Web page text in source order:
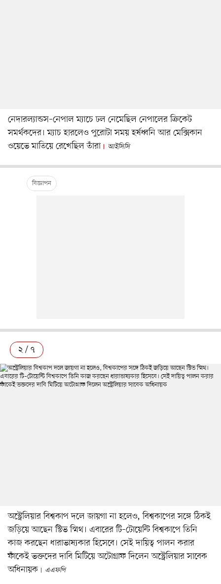
নেদারল্যান্ডস–নেপাল ম্যাচে ঢল নেমেছিল নেপালের ক্রিকেট
সমর্থকদের। ম্যাচ হারলেও পুরোটা সময় হর্ষধ্বনি আর মেক্সিকান
ওয়েভে মাতিয়ে রেখেছিল তাঁরা
আইসিসি
২ / ৭
অস্ট্রেলিয়ার বিশ্বকাপ দলে জায়গা না হলেও, বিশ্বকাপের সঙ্গে ঠিকই
জড়িয়ে আছেন স্টিভ স্মিথ। এবারের টি–টোয়েন্টি বিশ্বকাপে তিনি
কাজ করছেন ধারাভাষ্যকার হিসেবে। সেই দায়িত্ব পালন করার
ফাঁকেই ভক্তদের দাবি মিটিয়ে অটোগ্রাফ দিলেন অস্ট্রেলিয়ার সাবেক
অধিনায়ক
এএফপি